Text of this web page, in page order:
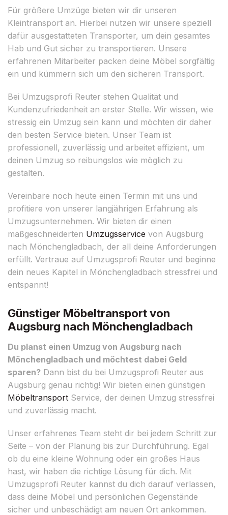
Für größere Umzüge bieten wir dir unseren
Kleintransport an. Hierbei nutzen wir unsere speziell
dafür ausgestatteten Transporter, um dein gesamtes
Hab und Gut sicher zu transportieren. Unsere
erfahrenen Mitarbeiter packen deine Möbel sorgfältig
ein und kümmern sich um den sicheren Transport.
Bei Umzugsprofi Reuter stehen Qualität und
Kundenzufriedenheit an erster Stelle. Wir wissen, wie
stressig ein Umzug sein kann und möchten dir daher
den besten Service bieten. Unser Team ist
professionell, zuverlässig und arbeitet effizient, um
deinen Umzug so reibungslos wie möglich zu
gestalten.
Vereinbare noch heute einen Termin mit uns und
profitiere von unserer langjährigen Erfahrung als
Umzugsunternehmen. Wir bieten dir einen
maßgeschneiderten Umzugsservice von Augsburg
nach Mönchengladbach, der all deine Anforderungen
erfüllt. Vertraue auf Umzugsprofi Reuter und beginne
dein neues Kapitel in Mönchengladbach stressfrei und
entspannt!
Günstiger Möbeltransport von
Augsburg nach Mönchengladbach
Du planst einen Umzug von Augsburg nach
Mönchengladbach und möchtest dabei Geld
sparen? Dann bist du bei Umzugsprofi Reuter aus
Augsburg genau richtig! Wir bieten einen günstigen
Möbeltransport Service, der deinen Umzug stressfrei
und zuverlässig macht.
Unser erfahrenes Team steht dir bei jedem Schritt zur
Seite – von der Planung bis zur Durchführung. Egal
ob du eine kleine Wohnung oder ein großes Haus
hast, wir haben die richtige Lösung für dich. Mit
Umzugsprofi Reuter kannst du dich darauf verlassen,
dass deine Möbel und persönlichen Gegenstände
sicher und unbeschädigt am neuen Ort ankommen.